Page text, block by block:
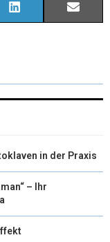
K
I
N
I
in der Praxis
– Ihr